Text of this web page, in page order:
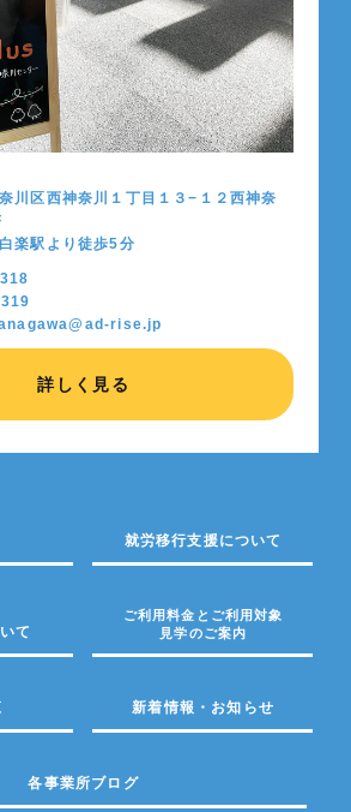
川区西神奈川１丁目１３−１２西神奈
楽駅より徒歩5分
rise.jp
詳しく見る
就労移行支援について
て
ご利用料金とご利用対象
見学のご案内
新着情報・お知らせ
各事業所ブログ